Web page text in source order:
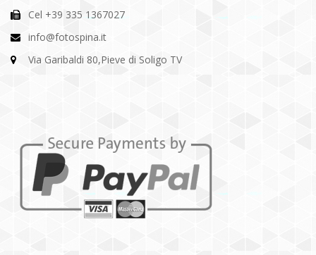
Cel +39 335 1367027
info@fotospina.it
Via Garibaldi 80,Pieve di Soligo TV